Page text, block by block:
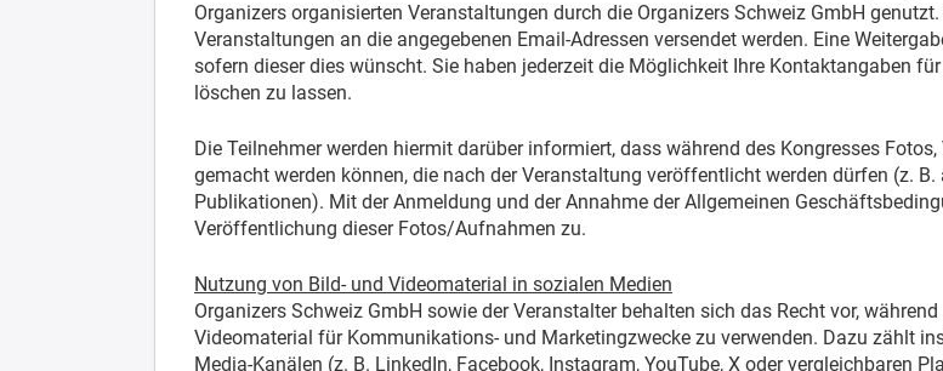
Organizers organisierten Veranstaltungen durch die Organizers Schweiz GmbH
Veranstaltungen an die angegebenen Email-Adressen versendet werden. Eine
sofern dieser dies wünscht. Sie haben jederzeit die Möglichkeit Ihre Kontaktangaben
löschen zu lassen.
Die Teilnehmer werden hiermit darüber informiert, dass während des Kongresses
gemacht werden können, die nach der Veranstaltung veröffentlicht werden dürfen (z.
Publikationen). Mit der Anmeldung und der Annahme der Allgemeinen
Veröffentlichung dieser Fotos/Aufnahmen zu.
Nutzung von Bild- und Videomaterial in sozialen Medien
Organizers Schweiz GmbH sowie der Veranstalter behalten sich das Recht vor,
Videomaterial für Kommunikations- und Marketingzwecke zu verwenden. Dazu zählt
Media-Kanälen (z. B. LinkedIn, Facebook, Instagram, YouTube, X oder vergleichbaren